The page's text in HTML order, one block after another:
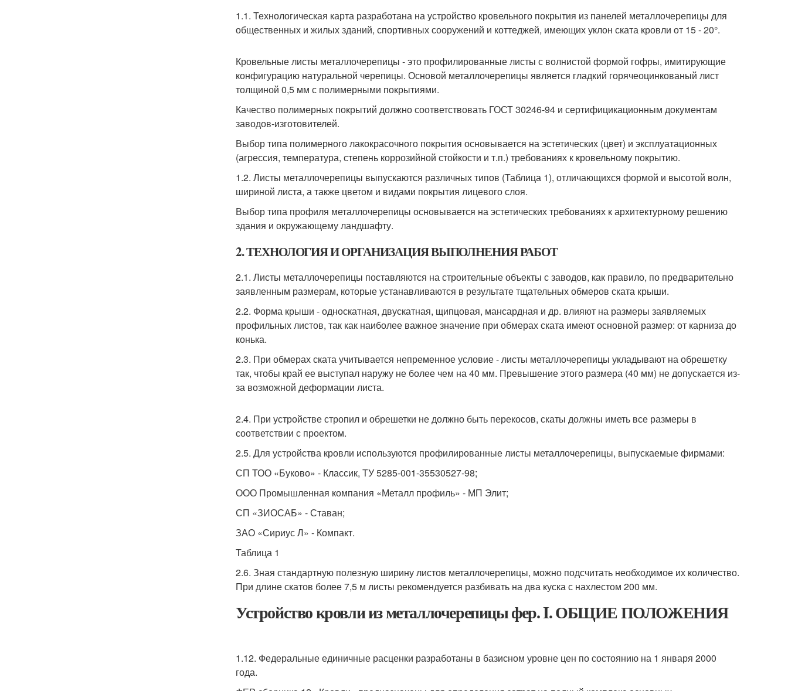
1.1. Технологическая карта разработана на устройство кровельного покрытия из панелей металлочерепицы для
общественных и жилых зданий, спортивных сооружений и коттеджей, имеющих уклон ската кровли от 15 - 20°.
Кровельные листы металлочерепицы - это профилированные листы с волнистой формой гофры, имитирующие
конфигурацию натуральной черепицы. Основой металлочерепицы является гладкий горячеоцинкованый лист
толщиной 0,5 мм с полимерными покрытиями.
Качество полимерных покрытий должно соответствовать ГОСТ 30246-94 и сертифицикационным документам
заводов-изготовителей.
Выбор типа полимерного лакокрасочного покрытия основывается на эстетических (цвет) и эксплуатационных
(агрессия, температура, степень коррозийной стойкости и т.п.) требованиях к кровельному покрытию.
1.2. Листы металлочерепицы выпускаются различных типов (Таблица 1), отличающихся формой и высотой волн,
шириной листа, а также цветом и видами покрытия лицевого слоя.
Выбор типа профиля металлочерепицы основывается на эстетических требованиях к архитектурному решению
здания и окружающему ландшафту.
2. ТЕХНОЛОГИЯ И ОРГАНИЗАЦИЯ ВЫПОЛНЕНИЯ РАБОТ
2.1. Листы металлочерепицы поставляются на строительные объекты с заводов, как правило, по предварительно
заявленным размерам, которые устанавливаются в результате тщательных обмеров ската крыши.
2.2. Форма крыши - односкатная, двускатная, щипцовая, мансардная и др. влияют на размеры заявляемых
профильных листов, так как наиболее важное значение при обмерах ската имеют основной размер: от карниза до
конька.
2.3. При обмерах ската учитывается непременное условие - листы металлочерепицы укладывают на обрешетку
так, чтобы край ее выступал наружу не более чем на 40 мм. Превышение этого размера (40 мм) не допускается из-
за возможной деформации листа.
2.4. При устройстве стропил и обрешетки не должно быть перекосов, скаты должны иметь все размеры в
соответствии с проектом.
2.5. Для устройства кровли используются профилированные листы металлочерепицы, выпускаемые фирмами:
СП ТОО «Буково» - Классик, ТУ 5285-001-35530527-98;
ООО Промышленная компания «Металл профиль» - МП Элит;
СП «ЗИОСАБ» - Ставан;
ЗАО «Сириус Л» - Компакт.
Таблица 1
2.6. Зная стандартную полезную ширину листов металлочерепицы, можно подсчитать необходимое их количество.
При длине скатов более 7,5 м листы рекомендуется разбивать на два куска с нахлестом 200 мм.
Устройство кровли из металлочерепицы фер. I. ОБЩИЕ ПОЛОЖЕНИЯ
1.12. Федеральные единичные расценки разработаны в базисном уровне цен по состоянию на 1 января 2000
года.